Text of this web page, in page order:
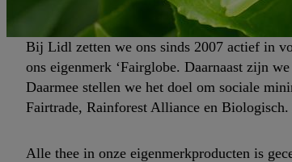
Bij Lidl zetten we ons sinds 2007 actief in
ons eigenmerk ‘Fairglobe. Daarnaast zijn
Daarmee stellen we het doel om sociale
Fairtrade, Rainforest Alliance en Biologisch.
Alle thee in onze eigenmerkproducten is